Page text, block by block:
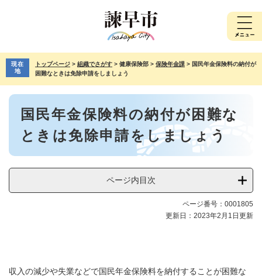
先
で
を
ば
現在
地
トップページ > 組織でさがす > 健康保険部 > 保険年金課 > 国民年金保険料の納付が
困難なときは免除申請をしましょう
本
国民年金保険料の納付が困難な
ときは免除申請をしましょう
ページ内目次
ページ番号：0001805
更新日：2023年2月1日更新
収入の減少や失業などで国民年金保険料を納付することが困難な